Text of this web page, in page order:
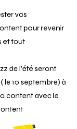
vos
pour revenir
et tout
de l'été seront
le 10 septembre) à
content avec le